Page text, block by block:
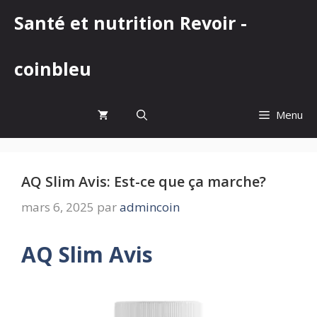
Santé et nutrition Revoir -
coinbleu
Menu
AQ Slim Avis: Est-ce que ça marche?
mars 6, 2025 paradmincoin
AQ Slim Avis